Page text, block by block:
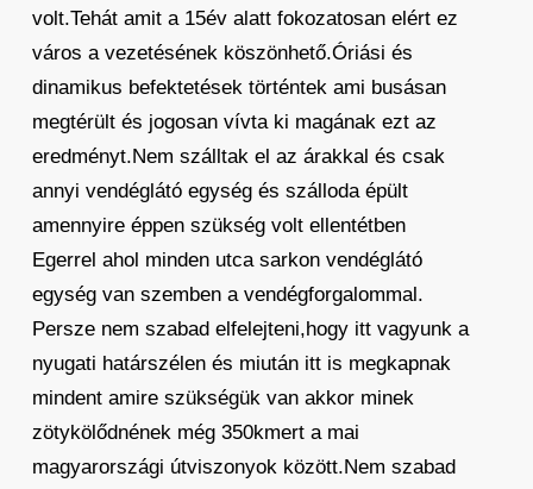
volt.Tehát amit a 15év alatt fokozatosan elért ez
város a vezetésének köszönhető.Óriási és
dinamikus befektetések történtek ami busásan
megtérült és jogosan vívta ki magának ezt az
eredményt.Nem szálltak el az árakkal és csak
annyi vendéglátó egység és szálloda épült
amennyire éppen szükség volt ellentétben
Egerrel ahol minden utca sarkon vendéglátó
egység van szemben a vendégforgalommal.
Persze nem szabad elfelejteni,hogy itt vagyunk a
nyugati határszélen és miután itt is megkapnak
mindent amire szükségük van akkor minek
zötykölődnének még 350kmert a mai
magyarországi útviszonyok között.Nem szabad